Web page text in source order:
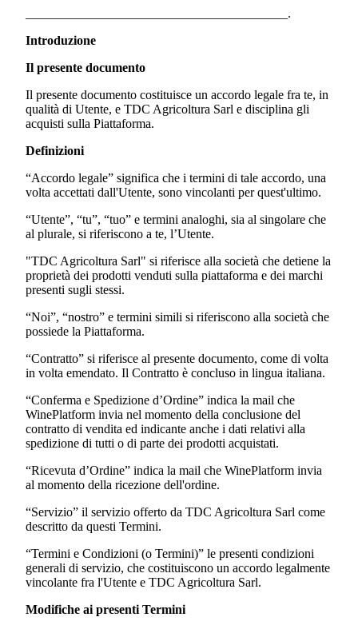
_________________________________________.
Introduzione
Il presente documento
Il presente documento costituisce un accordo legale fra te, in
qualità di Utente, e TDC Agricoltura Sarl e disciplina gli
acquisti sulla Piattaforma.
Definizioni
“Accordo legale” significa che i termini di tale accordo, una
volta accettati dall'Utente, sono vincolanti per quest'ultimo.
“Utente”, “tu”, “tuo” e termini analoghi, sia al singolare che
al plurale, si riferiscono a te, l’Utente.
"TDC Agricoltura Sarl" si riferisce alla società che detiene la
proprietà dei prodotti venduti sulla piattaforma e dei marchi
presenti sugli stessi.
“Noi”, “nostro” e termini simili si riferiscono alla società che
possiede la Piattaforma.
“Contratto” si riferisce al presente documento, come di volta
in volta emendato. Il Contratto è concluso in lingua italiana.
“Conferma e Spedizione d’Ordine” indica la mail che
WinePlatform invia nel momento della conclusione del
contratto di vendita ed indicante anche i dati relativi alla
spedizione di tutti o di parte dei prodotti acquistati.
“Ricevuta d’Ordine” indica la mail che WinePlatform invia
al momento della ricezione dell'ordine.
“Servizio” il servizio offerto da TDC Agricoltura Sarl come
descritto da questi Termini.
“Termini e Condizioni (o Termini)” le presenti condizioni
generali di servizio, che costituiscono un accordo legalmente
vincolante fra l'Utente e TDC Agricoltura Sarl.
Modifiche ai presenti Termini